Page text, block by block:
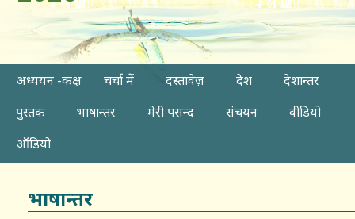
अध्ययन -कक्ष चर्चा में दस्तावेज़ देश
देशान्तर
पुस्तक
भाषान्तर मेरी पसन्द संचयन
वीडियो
ऑडियो
भाषान्तर